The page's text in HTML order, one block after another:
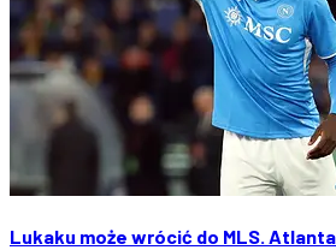
Lukaku może wrócić do MLS.